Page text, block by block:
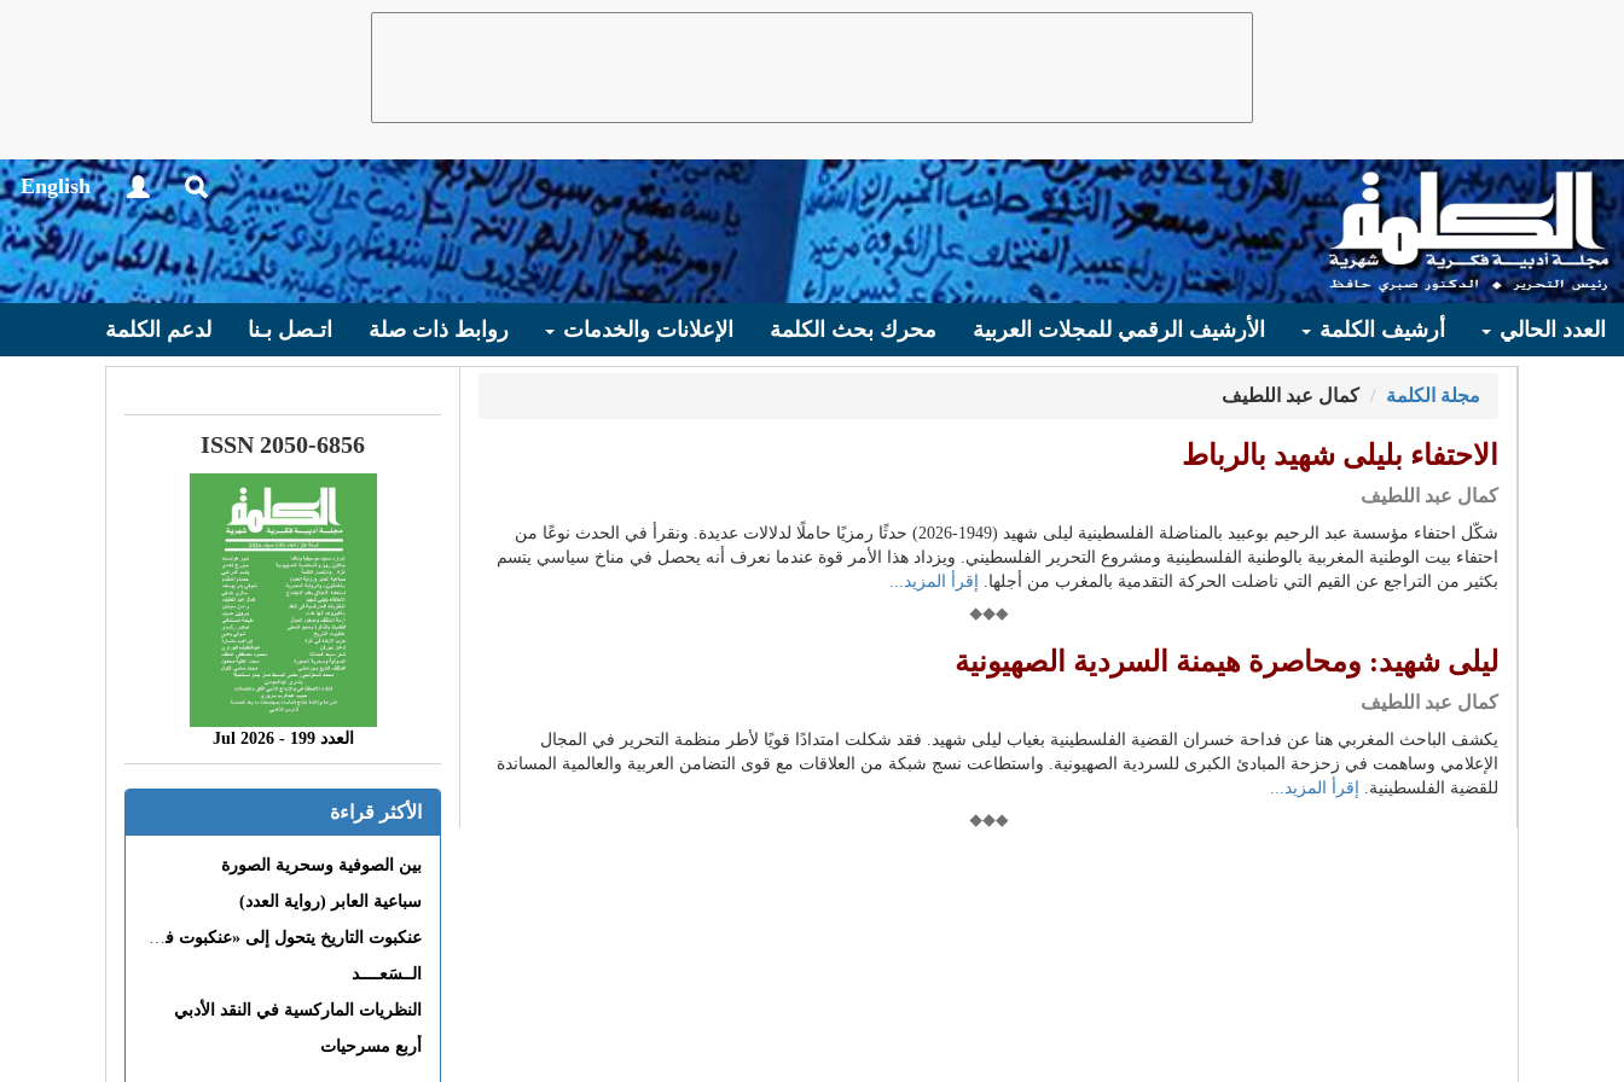
English
العدد الحالي أرشيف الكلمة الأرشيف الرقمي للمجلات العربية محرك بحث الكلمة الإعلانات والخدمات روابط ذات صلة اتـصل بـنا لدعم الكلمة
مجلة الكلمة كمال عبد اللطيف
الاحتفاء بليلى شهيد بالرباط
كمال عبد اللطيف
شكّل احتفاء مؤسسة عبد الرحيم بوعبيد بالمناضلة الفلسطينية ليلى شهيد (1949-2026) حدثًا رمزيًا حاملًا لدلالات عديدة. ونقرأ في الحدث نوعًا من
احتفاء بيت الوطنية المغربية بالوطنية الفلسطينية ومشروع التحرير الفلسطيني. ويزداد هذا الأمر قوة عندما نعرف أنه يحصل في مناخ سياسي يتسم
بكثير من التراجع عن القيم التي ناضلت الحركة التقدمية بالمغرب من أجلها.
إقرأ المزيد...
ليلى شهيد: ومحاصرة هيمنة السردية الصهيونية
كمال عبد اللطيف
يكشف الباحث المغربي هنا عن فداحة خسران القضية الفلسطينية بغياب ليلى شهيد. فقد شكلت امتدادًا قويًا لأطر منظمة التحرير في المجال
الإعلامي وساهمت في زحزحة المبادئ الكبرى للسردية الصهيونية. واستطاعت نسج شبكة من العلاقات مع قوى التضامن العربية والعالمية المساندة
للقضية الفلسطينية.
إقرأ المزيد...
ISSN 2050-6856
العدد 199 - 2026 Jul
الأكثر قراءة
بين الصوفية وسحرية الصورة
سباعية العابر (رواية العدد)
عنكبوت التاريخ يتحول إلى «عنكبوت فى القلب»
الــسَعــــد
النظريات الماركسية في النقد الأدبي
أربع مسرحيات